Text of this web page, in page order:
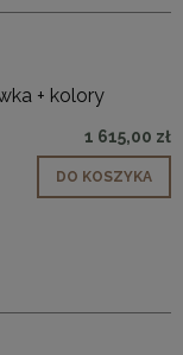
+ kolory
1 615,00 zł
DO KOSZYKA